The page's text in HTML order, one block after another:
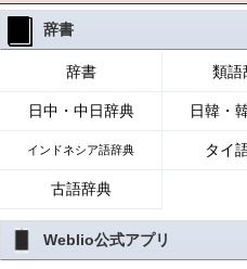
辞書
辞書 類語
日中・中日辞典 日韓・
インドネシア語辞典 タイ
古語辞典
Weblio公式アプリ